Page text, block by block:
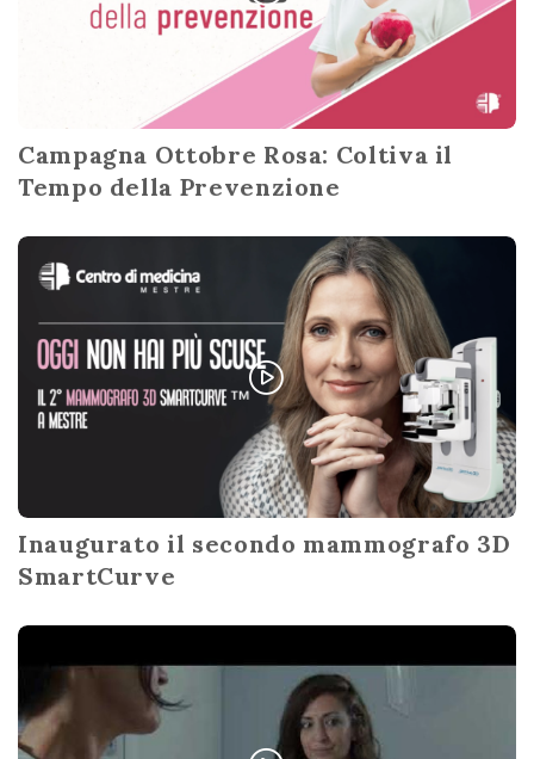
Campagna Ottobre Rosa: Coltiva il
Tempo della Prevenzione
Inaugurato il secondo mammografo 3D
SmartCurve